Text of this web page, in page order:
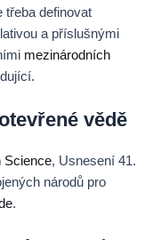
třeba definovat
a příslušnými
mezinárodních
vědě
Science, Usnesení 41.
národů pro
.